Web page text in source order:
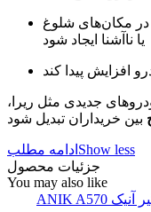
در مکان‌های شلوغ
یا ناآشنا ایجاد شود
افزایش پیدا کند
جدیدی مثل ریرا،
ادامه مطلب Show less
جزئیات محصول
You may also like